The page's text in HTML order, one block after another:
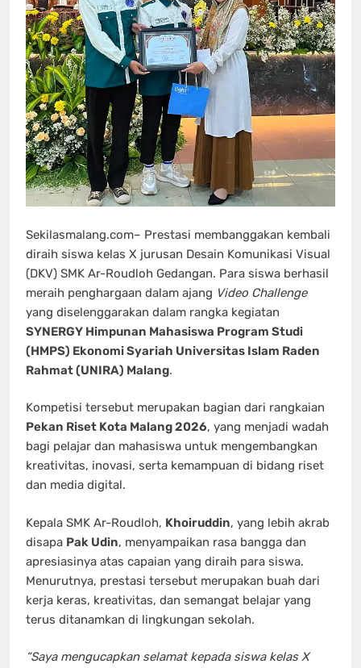
Sekilasmalang.com– Prestasi membanggakan kembali
diraih siswa kelas X jurusan Desain Komunikasi Visual
(DKV) SMK Ar-Roudloh Gedangan. Para siswa berhasil
meraih penghargaan dalam ajang Video Challenge
yang diselenggarakan dalam rangka kegiatan
SYNERGY Himpunan Mahasiswa Program Studi
(HMPS) Ekonomi Syariah Universitas Islam Raden
Rahmat (UNIRA) Malang.
Kompetisi tersebut merupakan bagian dari rangkaian
Pekan Riset Kota Malang 2026, yang menjadi wadah
bagi pelajar dan mahasiswa untuk mengembangkan
kreativitas, inovasi, serta kemampuan di bidang riset
dan media digital.
Kepala SMK Ar-Roudloh, Khoiruddin, yang lebih akrab
disapa Pak Udin, menyampaikan rasa bangga dan
apresiasinya atas capaian yang diraih para siswa.
Menurutnya, prestasi tersebut merupakan buah dari
kerja keras, kreativitas, dan semangat belajar yang
terus ditanamkan di lingkungan sekolah.
“Saya mengucapkan selamat kepada siswa kelas X